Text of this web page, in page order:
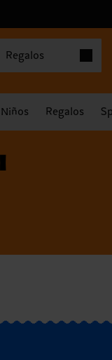
Regalos
Niños Regalos